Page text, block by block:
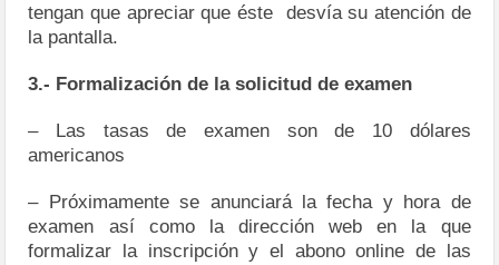
tengan que apreciar que éste desvía su atención de
la pantalla.
3.- Formalización de la solicitud de examen
– Las tasas de examen son de 10 dólares
americanos
– Próximamente se anunciará la fecha y hora de
examen así como la dirección web en la que
formalizar la inscripción y el abono online de las